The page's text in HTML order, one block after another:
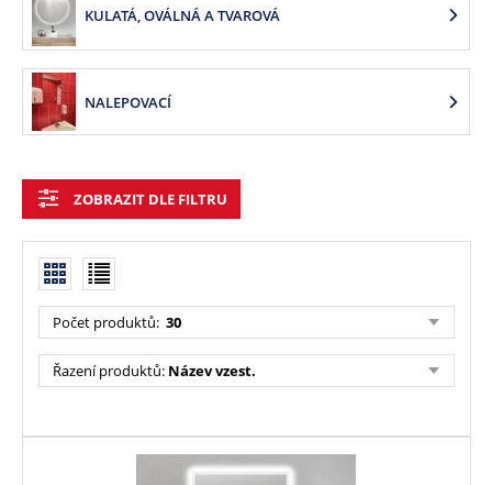
KULATÁ, OVÁLNÁ A TVAROVÁ
NALEPOVACÍ
ZOBRAZIT DLE FILTRU
Počet produktů: 30
Řazení produktů: Název vzest.